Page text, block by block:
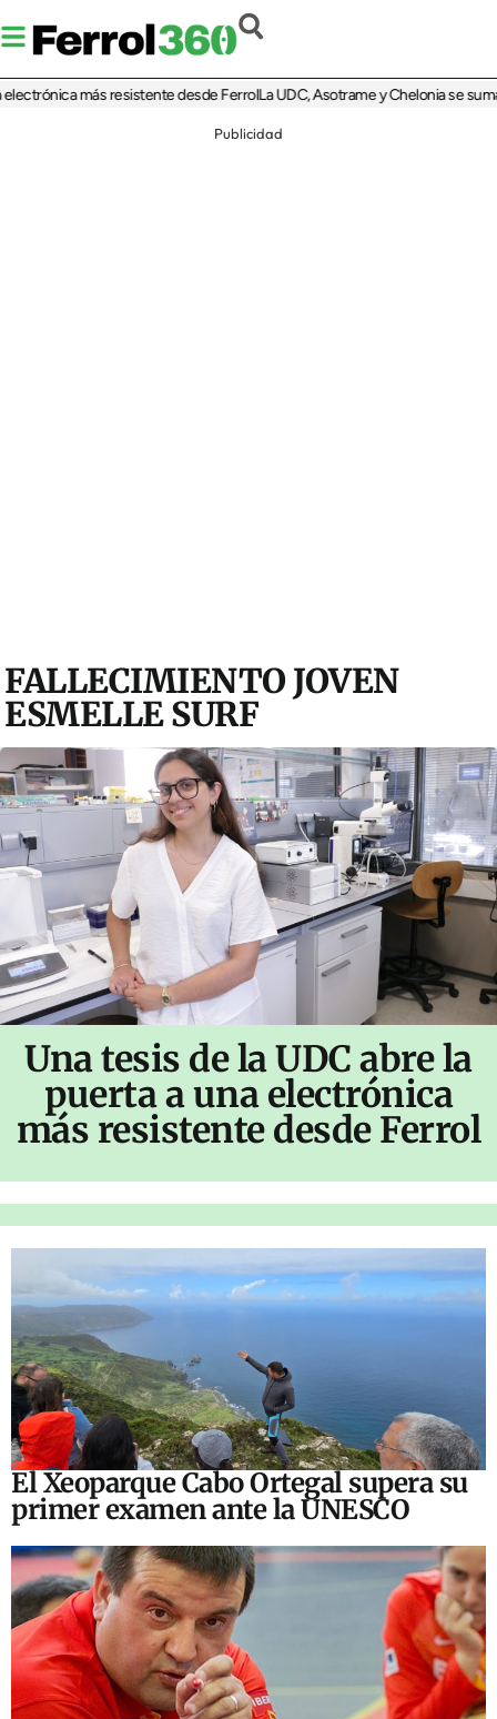
más resistente desde FerrolLa UDC, Asotrame y Chelonia se suman al
Publicidad
FALLECIMIENTO JOVEN
ESMELLE SURF
Una tesis de la UDC abre la
puerta a una electrónica
más resistente desde Ferrol
El Xeoparque Cabo Ortegal supera su
primer examen ante la UNESCO